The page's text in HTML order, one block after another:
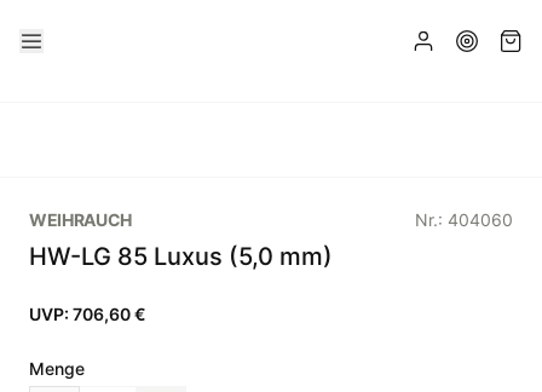
WEIHRAUCH Nr.: 404060
HW-LG 85 Luxus (5,0 mm)
UVP: 706,60 €
Menge